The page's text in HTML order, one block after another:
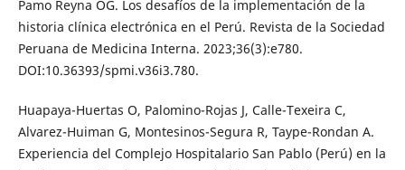
Pamo Reyna OG. Los desafíos de la implementación de la
historia clínica electrónica en el Perú. Revista de la Sociedad
Peruana de Medicina Interna. 2023;36(3):e780.
DOI:10.36393/spmi.v36i3.780.
Huapaya-Huertas O, Palomino-Rojas J, Calle-Texeira C,
Alvarez-Huiman G, Montesinos-Segura R, Taype-Rondan A.
Experiencia del Complejo Hospitalario San Pablo (Perú) en la